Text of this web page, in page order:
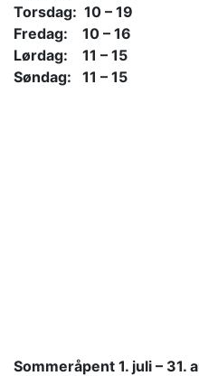
Torsdag: 10 – 19
Fredag: 10 – 16
Lørdag: 11 – 15
Søndag: 11 – 15
Sommeråpent 1. juli – 31.